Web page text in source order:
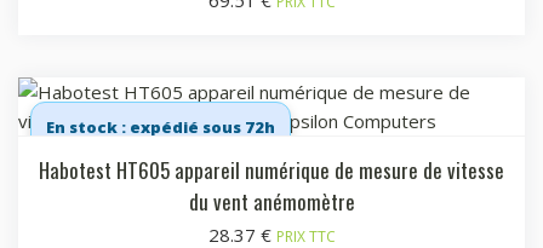
En stock : expédié sous 72h
Habotest HT605 appareil numérique de mesure de vitesse
du vent anémomètre
28.37 € PRIX TTC